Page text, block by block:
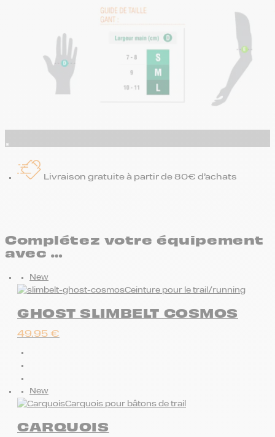
Livraison gratuite à partir de 80€ d’achats
Complétez votre équipement
avec …
New
Ceinture pour le trail/running
GHOST SLIMBELT COSMOS
49.95 €
New
Carquois pour bâtons de trail
CARQUOIS